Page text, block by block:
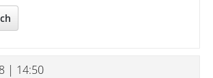
| 14:50